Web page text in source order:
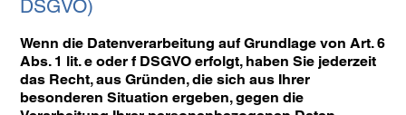
DSGVO)
Wenn die Datenverarbeitung auf Grundlage von Art. 6
Abs. 1 lit. e oder f DSGVO erfolgt, haben Sie jederzeit
das Recht, aus Gründen, die sich aus Ihrer
besonderen Situation ergeben, gegen die